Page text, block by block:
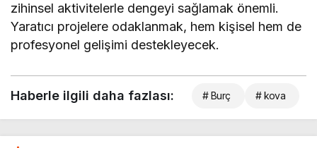
zihinsel aktivitelerle dengeyi sağlamak önemli.
Yaratıcı projelere odaklanmak, hem kişisel hem de
profesyonel gelişimi destekleyecek.
Haberle ilgili daha fazlası: # Burç # kova